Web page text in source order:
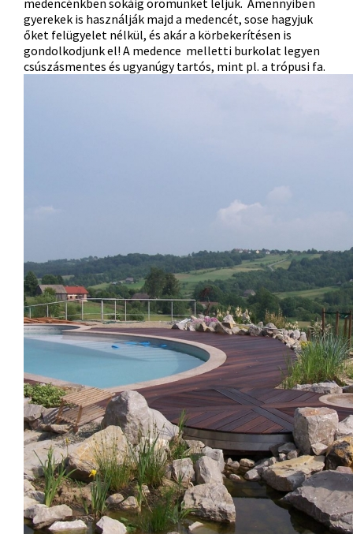
medencénkben sokáig örömünket leljük. Amennyiben
gyerekek is használják majd a medencét, sose hagyjuk
őket felügyelet nélkül, és akár a körbekerítésen is
gondolkodjunk el! A medence melletti burkolat legyen
csúszásmentes és ugyanúgy tartós, mint pl. a trópusi fa.